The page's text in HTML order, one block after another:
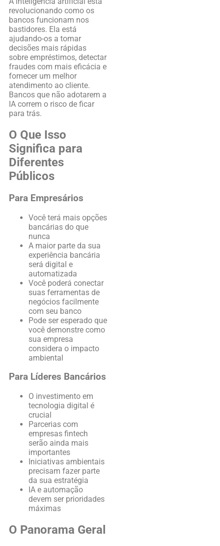
revolucionando como os
bancos funcionam nos
bastidores. Ela está
ajudando-os a tomar
decisões mais rápidas
sobre empréstimos, detectar
fraudes com mais eficácia e
fornecer um melhor
atendimento ao cliente.
Bancos que não adotarem a
IA correm o risco de ficar
para trás.
O Que Isso
Significa para
Diferentes
Públicos
Para Empresários
Você terá mais opções
bancárias do que
nunca
A maior parte da sua
experiência bancária
será digital e
automatizada
Você poderá conectar
suas ferramentas de
negócios facilmente
com seu banco
Pode ser esperado que
você demonstre como
sua empresa
considera o impacto
ambiental
Para Líderes Bancários
O investimento em
tecnologia digital é
crucial
Parcerias com
empresas fintech
serão ainda mais
importantes
Iniciativas ambientais
precisam fazer parte
da sua estratégia
IA e automação
devem ser prioridades
máximas
O Panorama Geral